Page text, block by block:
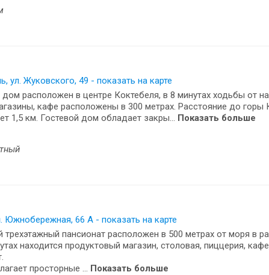
ул. Жуковского, 49 - показать на карте
дом расположен в центре Коктебеля, в 8 минутах ходьбы от
кафе расположены в 300 метрах. Расстояние до горы
1,5 км. Гостевой дом обладает закры... Показать больше
Южнобережная, 66 А - показать на карте
трехэтажный пансионат расположен в 500 метрах от моря в
находится продуктовый магазин, столовая, пиццерия,
просторные ... Показать больше